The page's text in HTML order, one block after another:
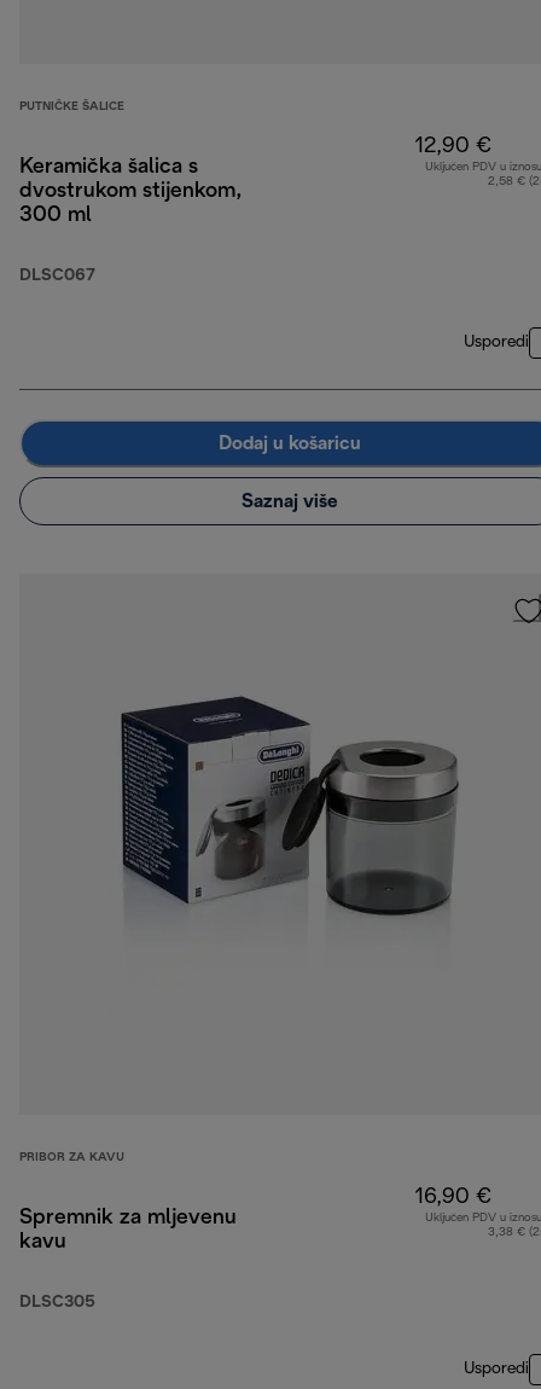
PUTNIČKE ŠALICE
Keramička šalica s
dvostrukom stijenkom,
300 ml
DLSC067
12,90 €
Uključen PDV u
2,58 €
Usporedi
Dodaj u košaricu
Saznaj više
PRIBOR ZA KAVU
Spremnik za mljevenu
kavu
DLSC305
16,90 €
Uključen PDV u
3,38 €
Usporedi